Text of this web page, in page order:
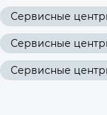
Сервисные
Сервисные
Сервисные